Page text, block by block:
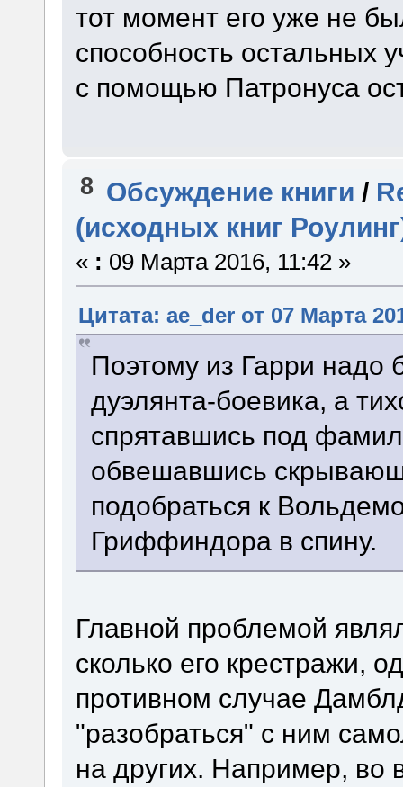
тот момент его уже не
способность остальных
с помощью Патронуса
8 Обсуждение книги /
(исходных книг
« : 09 Марта 2016, 11:42 »
Цитата: ae_der от 07 Марта
Поэтому из Гарри
дуэлянта-боевика, а
спрятавшись под
обвешавшись
подобраться к
Гриффиндора в спину.
Главной проблемой
сколько его крестражи,
противном случае
"разобраться" с ним
на других. Например, во